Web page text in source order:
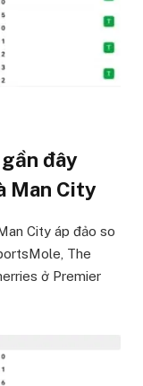
đây
Man City
City áp đảo so
The
ở Premier